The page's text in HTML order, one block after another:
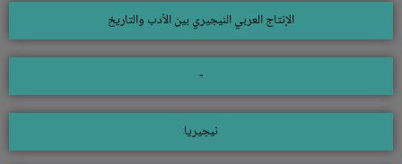
الإنتاج العربي النيجيري بين الأدب والتاريخ
-
نيجيريا